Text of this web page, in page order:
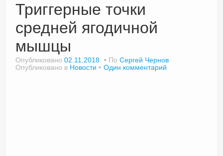
Триггерные точки
средней ягодичной
мышцы
Опубликовано 02.11.2018 По Сергей Чернов
Опубликовано в Новости Один комментарий